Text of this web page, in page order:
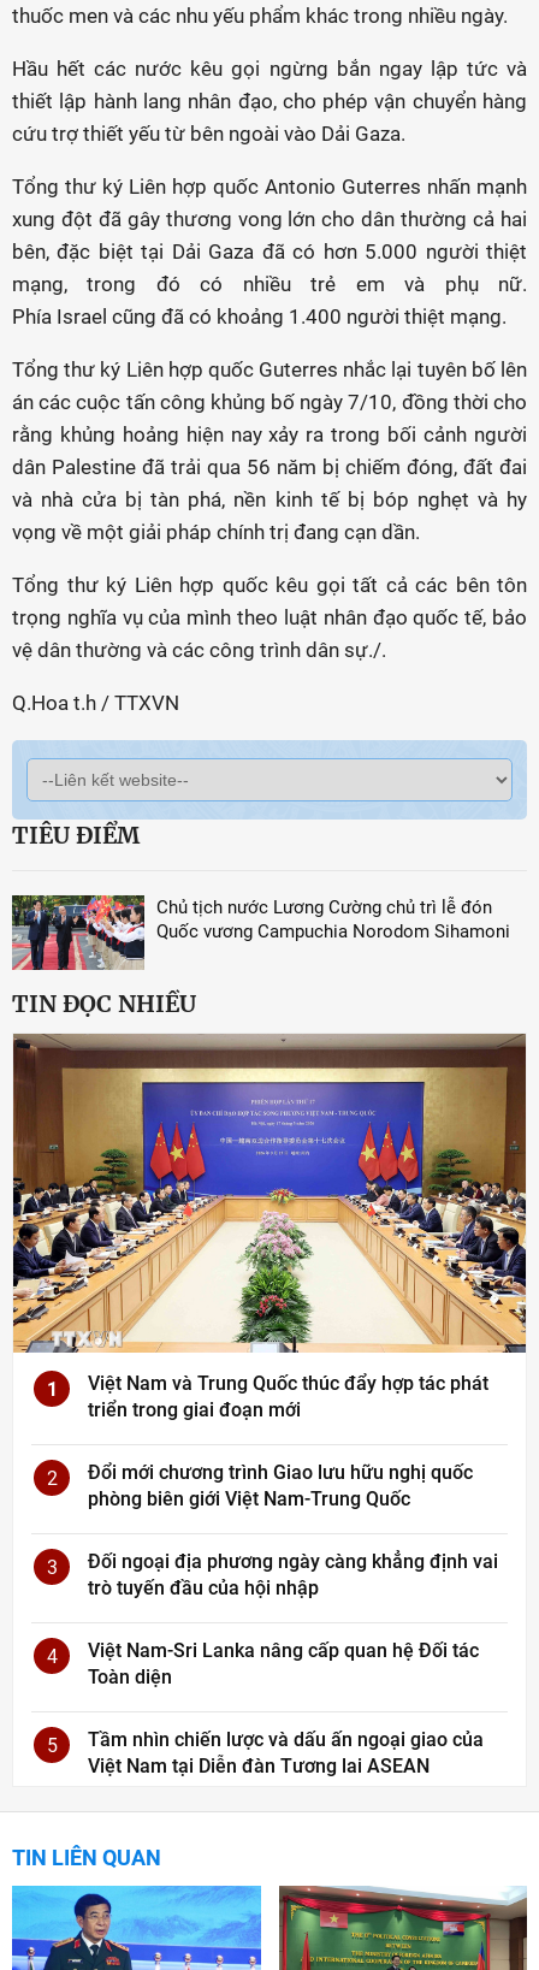
thuốc men và các nhu yếu phẩm khác trong nhiều ngày.
Hầu hết các nước kêu gọi ngừng bắn ngay lập tức và
thiết lập hành lang nhân đạo, cho phép vận chuyển hàng
cứu trợ thiết yếu từ bên ngoài vào Dải Gaza.
Tổng thư ký Liên hợp quốc Antonio Guterres nhấn mạnh
xung đột đã gây thương vong lớn cho dân thường cả hai
bên, đặc biệt tại Dải Gaza đã có hơn 5.000 người thiệt
mạng, trong đó có nhiều trẻ em và phụ nữ.
Phía Israel cũng đã có khoảng 1.400 người thiệt mạng.
Tổng thư ký Liên hợp quốc Guterres nhắc lại tuyên bố lên
án các cuộc tấn công khủng bố ngày 7/10, đồng thời cho
rằng khủng hoảng hiện nay xảy ra trong bối cảnh người
dân Palestine đã trải qua 56 năm bị chiếm đóng, đất đai
và nhà cửa bị tàn phá, nền kinh tế bị bóp nghẹt và hy
vọng về một giải pháp chính trị đang cạn dần.
Tổng thư ký Liên hợp quốc kêu gọi tất cả các bên tôn
trọng nghĩa vụ của mình theo luật nhân đạo quốc tế, bảo
vệ dân thường và các công trình dân sự./.
Q.Hoa t.h / TTXVN
TIÊU ĐIỂM
Chủ tịch nước Lương Cường chủ trì lễ đón
Quốc vương Campuchia Norodom Sihamoni
TIN ĐỌC NHIỀU
1
Việt Nam và Trung Quốc thúc đẩy hợp tác phát
triển trong giai đoạn mới
2
Đổi mới chương trình Giao lưu hữu nghị quốc
phòng biên giới Việt Nam-Trung Quốc
3
Đối ngoại địa phương ngày càng khẳng định vai
trò tuyến đầu của hội nhập
4
Việt Nam-Sri Lanka nâng cấp quan hệ Đối tác
Toàn diện
5
Tầm nhìn chiến lược và dấu ấn ngoại giao của
Việt Nam tại Diễn đàn Tương lai ASEAN
TIN LIÊN QUAN